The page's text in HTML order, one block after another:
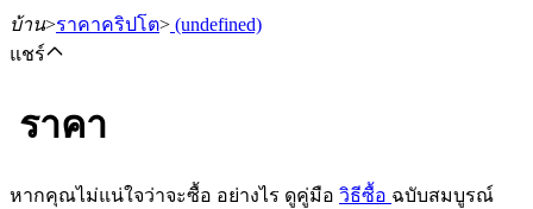
บ้าน>ราคาคริปโต> (undefined)
แชร์
ราคา
หากคุณไม่แน่ใจว่าจะซื้อ อย่างไร ดูคู่มือ วิธีซื้อ ฉบับสมบูรณ์